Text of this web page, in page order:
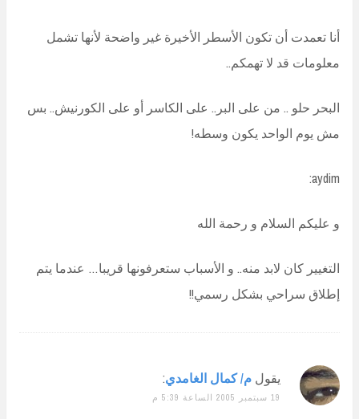
أنا تعمدت أن تكون الأسطر الأخيرة غير واضحة لأنها تشمل
معلومات قد لا تهمكم..
البحر حلو .. من على البر.. على الكاسر أو على الكورنيش.. بس
مش يوم الواحد يكون وسطه!
aydim:
و عليكم السلام و رحمة الله
التغيير كان لابد منه.. و الأسباب ستعرفونها قريبا… عندما يتم
إطلاق سراحي بشكل رسمي!!
يقول م/ كمال الغامدي:
19 سبتمبر 2005 الساعة 5:39 م